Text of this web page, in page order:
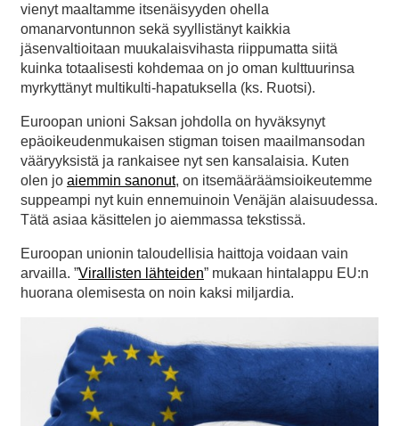
vienyt maaltamme itsenäisyyden ohella
omanarvontunnon sekä syyllistänyt kaikkia
jäsenvaltioitaan muukalaisvihasta riippumatta siitä
kuinka totaalisesti kohdemaa on jo oman kulttuurinsa
myrkyttänyt multikulti-hapatuksella (ks. Ruotsi).
Euroopan unioni Saksan johdolla on hyväksynyt
epäoikeudenmukaisen stigman toisen maailmansodan
vääryyksistä ja rankaisee nyt sen kansalaisia. Kuten
olen jo aiemmin sanonut, on itsemääräämsioikeutemme
suppeampi nyt kuin ennemuinoin Venäjän alaisuudessa.
Tätä asiaa käsittelen jo aiemmassa tekstissä.
Euroopan unionin taloudellisia haittoja voidaan vain
arvailla. ”Virallisten lähteiden” mukaan hintalappu EU:n
huorana olemisesta on noin kaksi miljardia.